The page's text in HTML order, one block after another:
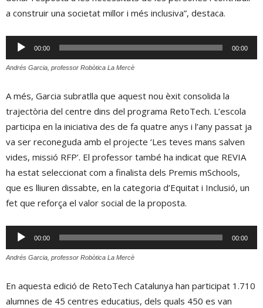
a construir una societat millor i més inclusiva”, destaca.
Reproductor
d'àudio
00:00 00:00
Andrés Garcia, professor Robòtica La Mercè
A més, Garcia subratlla que aquest nou èxit consolida la
trajectòria del centre dins del programa RetoTech. L’escola
participa en la iniciativa des de fa quatre anys i l’any passat ja
va ser reconeguda amb el projecte ‘Les teves mans salven
vides, missió RFP’. El professor també ha indicat que REVIA
ha estat seleccionat com a finalista dels Premis mSchools,
que es lliuren dissabte, en la categoria d’Equitat i Inclusió, un
fet que reforça el valor social de la proposta.
Reproductor
d'àudio
00:00 00:00
Andrés Garcia, professor Robòtica La Mercè
En aquesta edició de RetoTech Catalunya han participat 1.710
alumnes de 45 centres educatius, dels quals 450 es van